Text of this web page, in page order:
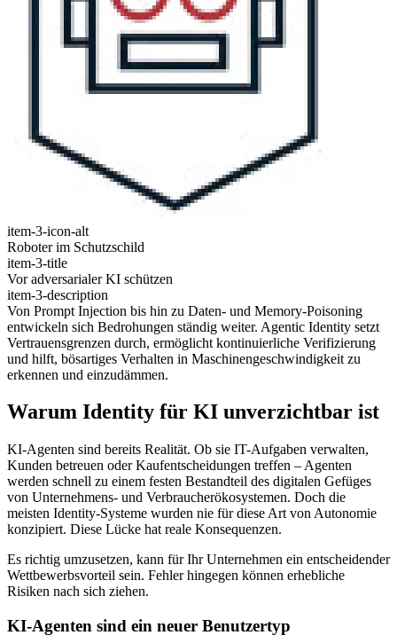
item-3-icon-alt
Roboter im Schutzschild
item-3-title
Vor adversarialer KI schützen
item-3-description
Von Prompt Injection bis hin zu Daten- und Memory-Poisoning
entwickeln sich Bedrohungen ständig weiter. Agentic Identity setzt
Vertrauensgrenzen durch, ermöglicht kontinuierliche Verifizierung
und hilft, bösartiges Verhalten in Maschinengeschwindigkeit zu
erkennen und einzudämmen.
Warum Identity für KI unverzichtbar ist
KI-Agenten sind bereits Realität. Ob sie IT-Aufgaben verwalten,
Kunden betreuen oder Kaufentscheidungen treffen – Agenten
werden schnell zu einem festen Bestandteil des digitalen Gefüges
von Unternehmens- und Verbraucherökosystemen. Doch die
meisten Identity-Systeme wurden nie für diese Art von Autonomie
konzipiert. Diese Lücke hat reale Konsequenzen.
Es richtig umzusetzen, kann für Ihr Unternehmen ein entscheidender
Wettbewerbsvorteil sein. Fehler hingegen können erhebliche
Risiken nach sich ziehen.
KI-Agenten sind ein neuer Benutzertyp